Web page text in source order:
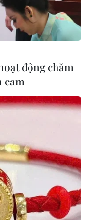
Vietnam+)
vàng trong
350.000 đồng
trung tâm tiếp tục
động chăm
cam